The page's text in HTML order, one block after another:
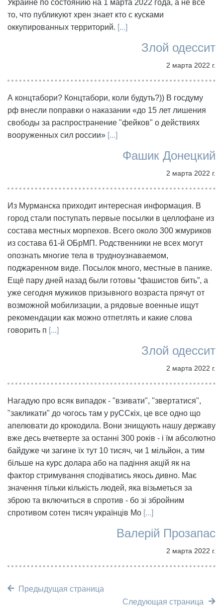
Украине по состоянию на 1 марта 2022 года, а не всё
то, что публикуют хрен знает кто с кусками
оккупированных территорий. [...]
Злой одессит
2 марта 2022 г.
А концтабори? Концтабори, коли будуть?)) В госдуму
рф внесли поправки о наказании «до 15 лет лишения
свободы за распространение "фейков" о действиях
вооруженных сил россии» [...]
Фашик Донецкий
2 марта 2022 г.
Из Мурманска приходит интересная информация. В
город стали поступать первые посылки в целлофане из
состава местных морпехов. Всего около 300 жмуриков
из состава 61-й ОБрМП. Родственники не всех могут
опознать многие тела в трудноузнаваемом,
поджаренном виде. Посылок много, местные в панике.
Ещё пару дней назад были готовы “фашистов бить”, а
уже сегодня мужиков призывного возраста прячут от
возможной мобилизации, а рядовые военные ищут
рекомендации как можно отпетлять и какие слова
говорить п [...]
Злой одессит
2 марта 2022 г.
Нагадую про всяк випадок - "взивати", "звертатися",
"закликати" до чогось там у руССкіх, це все одно що
апелювати до крокодила. Вони знищують нашу державу
вже десь вчетверте за останні 300 років - і їм абсолютно
байдуже чи загине їх тут 10 тисяч, чи 1 мільйон, а тим
більше на курс долара або на падіння акцій як на
фактор стримування сподіватись якось дивно. Має
значення тільки кількість людей, яка візьметься за
зброю та включиться в спротив - бо зі збройним
спротивом сотен тисяч українців Мо [...]
Валерій Прозапас
2 марта 2022 г.
Предыдущая страница
Следующая страница